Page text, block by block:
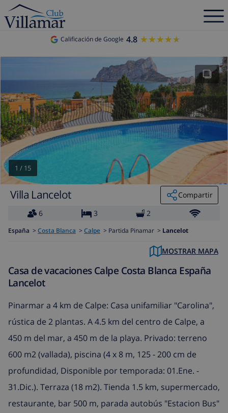
Calificación de Google 4.8 ★★★★★
★★★★★
1 / 15
Villa Lancelot
Compartir
6
3 2
España > Costa Blanca > Calpe > Partida Pinamar > Lancelot
MOSTRAR MAPA
Casa de vacaciones Calpe Costa Blanca España
Lancelot
Pinarmar a 4 km de Calpe: Casa unifamiliar "Carolina",
rústica de 2 plantas. A 4.5 km del centro de Calpe, a
450 m del mar, a 450 m de la playa. Privado: terreno
600 m2 (vallada), piscina (4 x 8 m, 125 - 200 cm de
profundidad, Disponible por temporada: 01.Ene. -
31.Dic.). Terraza (18 m2). Tienda 1.5 km, supermercado,
restaurante, bar 500 m, parada autobús "Estacion Bus"